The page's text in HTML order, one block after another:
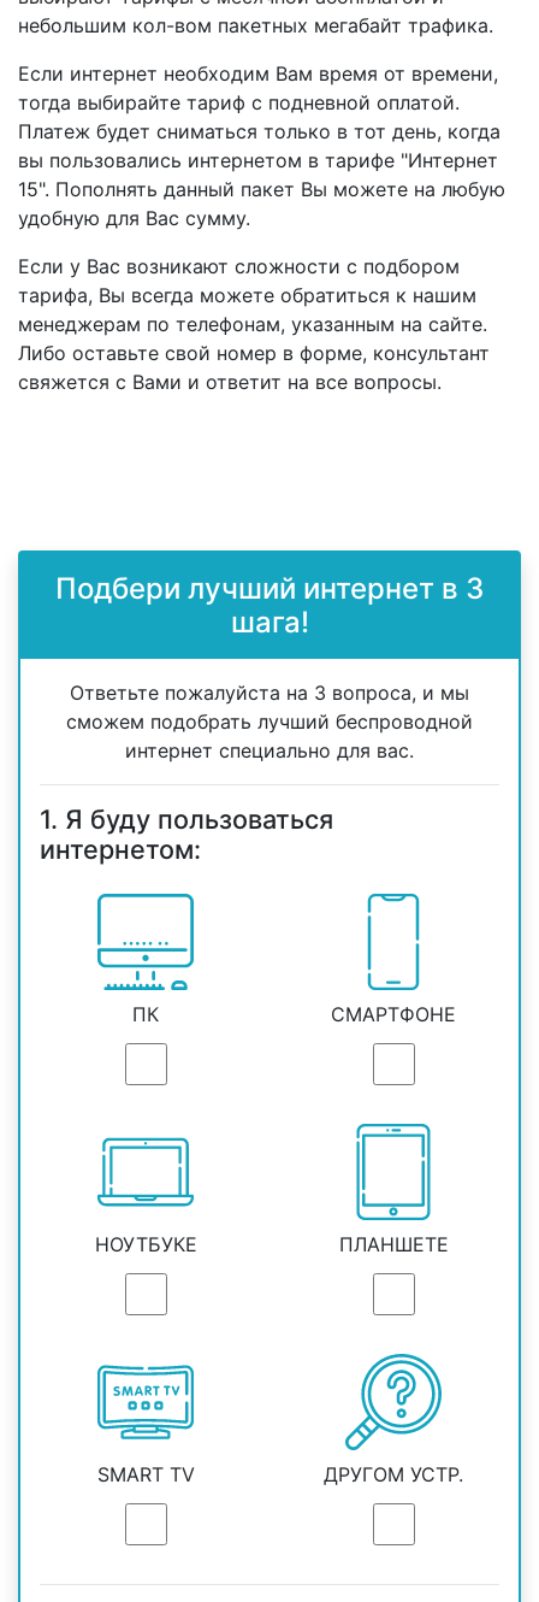
небольшим кол-вом пакетных мегабайт трафика.
Если интернет необходим Вам время от времени,
тогда выбирайте тариф с подневной оплатой.
Платеж будет сниматься только в тот день, когда
вы пользовались интернетом в тарифе "Интернет
15". Пополнять данный пакет Вы можете на любую
удобную для Вас сумму.
Если у Вас возникают сложности с подбором
тарифа, Вы всегда можете обратиться к нашим
менеджерам по телефонам, указанным на сайте.
Либо оставьте свой номер в форме, консультант
свяжется с Вами и ответит на все вопросы.
Подбери лучший интернет в 3
шага!
Ответьте пожалуйста на 3 вопроса, и мы
сможем подобрать лучший беспроводной
интернет специально для вас.
1. Я буду пользоваться
интернетом:
ПК СМАРТФОНЕ
НОУТБУКЕ ПЛАНШЕТЕ
SMART TV ДРУГОМ УСТР.